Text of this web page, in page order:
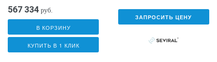
567 334 руб.
В КОРЗИНУ
КУПИТЬ В 1 КЛИК
ЗАПРОСИТЬ ЦЕНУ